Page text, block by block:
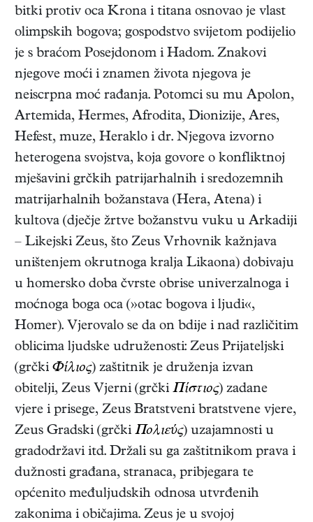
bitki protiv oca Krona i titana osnovao je vlast
olimpskih bogova; gospodstvo svijetom podijelio
je s braćom Posejdonom i Hadom. Znakovi
njegove moći i znamen života njegova je
neiscrpna moć rađanja. Potomci su mu Apolon,
Artemida, Hermes, Afrodita, Dionizije, Ares,
Hefest, muze, Heraklo i dr. Njegova izvorno
heterogena svojstva, koja govore o konfliktnoj
mješavini grčkih patrijarhalnih i sredozemnih
matrijarhalnih božanstava (Hera, Atena) i
kultova (dječje žrtve božanstvu vuku u Arkadiji
– Likejski Zeus, što Zeus Vrhovnik kažnjava
uništenjem okrutnoga kralja Likaona) dobivaju
u homersko doba čvrste obrise univerzalnoga i
moćnoga boga oca (»otac bogova i ljudi«,
Homer). Vjerovalo se da on bdije i nad različitim
oblicima ljudske udruženosti: Zeus Prijateljski
(grčki Φίλιος) zaštitnik je druženja izvan
obitelji, Zeus Vjerni (grčki Πίστιος) zadane
vjere i prisege, Zeus Bratstveni bratstvene vjere,
Zeus Gradski (grčki Πολιεύς) uzajamnosti u
gradodržavi itd. Držali su ga zaštitnikom prava i
dužnosti građana, stranaca, pribjegara te
općenito međuljudskih odnosa utvrđenih
zakonima i običajima. Zeus je u svojoj